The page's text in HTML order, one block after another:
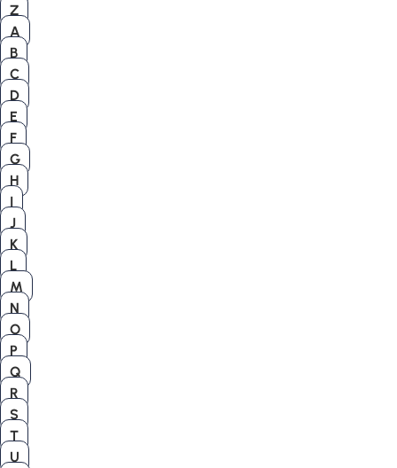
Z
A
B
C
D
E
F
G
H
I
J
K
L
M
N
O
P
Q
R
S
T
U